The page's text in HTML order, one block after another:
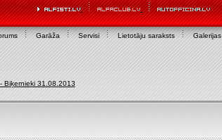
Garāža Servisi Lietotāju saraksts Galerijas
Biķernieki 31.08.2013